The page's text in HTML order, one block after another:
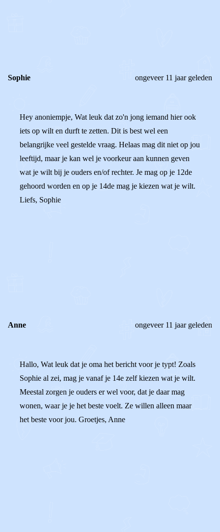
Sophie ongeveer 11 jaar geleden
Hey anoniempje, Wat leuk dat zo'n jong iemand hier ook
iets op wilt en durft te zetten. Dit is best wel een
belangrijke veel gestelde vraag. Helaas mag dit niet op jou
leeftijd, maar je kan wel je voorkeur aan kunnen geven
wat je wilt bij je ouders en/of rechter. Je mag op je 12de
gehoord worden en op je 14de mag je kiezen wat je wilt.
Liefs, Sophie
Anne ongeveer 11 jaar geleden
Hallo, Wat leuk dat je oma het bericht voor je typt! Zoals
Sophie al zei, mag je vanaf je 14e zelf kiezen wat je wilt.
Meestal zorgen je ouders er wel voor, dat je daar mag
wonen, waar je je het beste voelt. Ze willen alleen maar
het beste voor jou. Groetjes, Anne